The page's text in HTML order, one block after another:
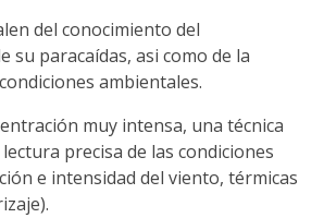
del conocimiento del
su paracaídas, asi como de la
ambientales.
muy intensa, una técnica
precisa de las condiciones
e intensidad del viento, térmicas